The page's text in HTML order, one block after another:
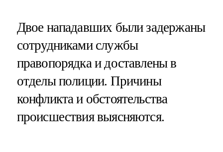
Двое нападавших были задержаны
сотрудниками службы
правопорядка и доставлены в
отделы полиции. Причины
конфликта и обстоятельства
происшествия выясняются.